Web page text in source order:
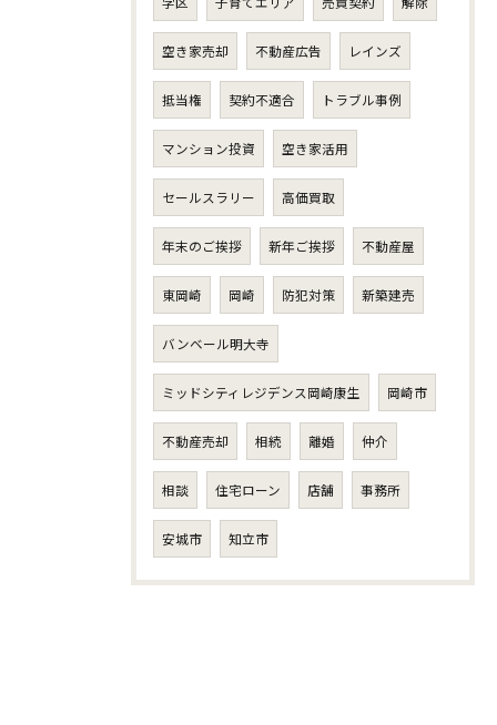
空き家売却 不動産広告 レインズ
抵当権 契約不適合 トラブル事例
マンション投資 空き家活用
セールスラリー 高価買取
年末のご挨拶 新年ご挨拶 不動産屋
東岡崎 岡崎 防犯対策 新築建売
バンベール明大寺
ミッドシティレジデンス岡崎康生 岡崎市
不動産売却 相続 離婚 仲介
相談 住宅ローン 店舗 事務所
安城市 知立市